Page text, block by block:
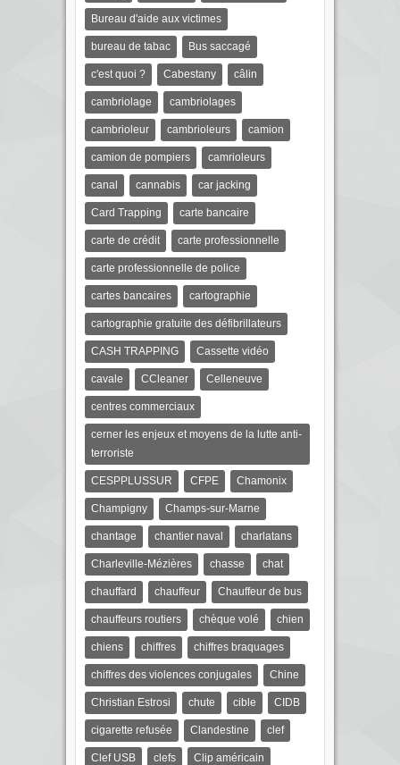
Bureau d'aide aux victimes
bureau de tabac Bus saccagé
c'est quoi ? Cabestany câlin
cambriolage cambriolages
cambrioleur cambrioleurs camion
camion de pompiers camrioleurs
canal cannabis car jacking
Card Trapping carte bancaire
carte de crédit carte professionnelle
carte professionnelle de police
cartes bancaires cartographie
cartographie gratuite des défibrillateurs
CASH TRAPPING Cassette vidéo
cavale CCleaner Celleneuve
centres commerciaux
cerner les enjeux et moyens de la lutte anti-
terroriste
CESPPLUSSUR CFPE Chamonix
Champigny Champs-sur-Marne
chantage chantier naval charlatans
Charleville-Mézières chasse chat
chauffard chauffeur Chauffeur de bus
chauffeurs routiers chèque volé chien
chiens chiffres chiffres braquages
chiffres des violences conjugales Chine
Christian Estrosi chute cible CIDB
cigarette refusée Clandestine clef
Clef USB clefs Clip américain